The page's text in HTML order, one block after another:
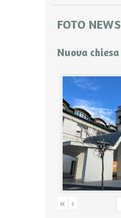
FOTO NEWS
Nuova chiesa
« ‹